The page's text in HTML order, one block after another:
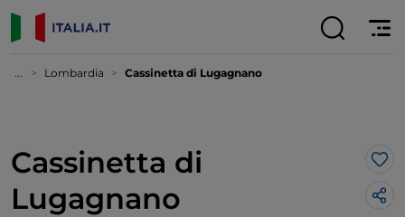
... Lombardia Cassinetta di Lugagnano
Cassinetta di
Lugagnano